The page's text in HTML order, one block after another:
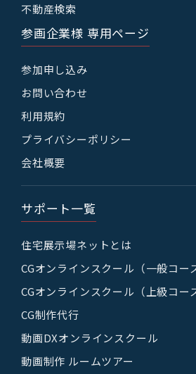
不動産検索
参画企業様 専用ページ
参加申し込み
お問い合わせ
利用規約
プライバシーポリシー
会社概要
サポート一覧
住宅展示場ネットとは
CGオンラインスクール（一般コー
CGオンラインスクール（上級コー
CG制作代行
動画DXオンラインスクール
動画制作 ルームツアー